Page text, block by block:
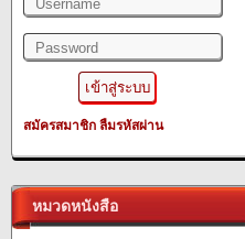
สมัครสมาชิก ลืมรหัสผ่าน
หมวดหนังสือ